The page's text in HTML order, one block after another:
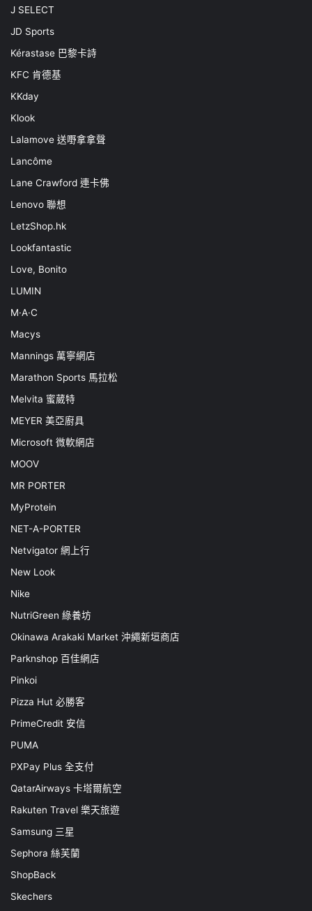
J SELECT
JD Sports
Kérastase 巴黎卡詩
KFC 肯德基
KKday
Klook
Lalamove 送嘢拿拿聲
Lancôme
Lane Crawford 連卡佛
Lenovo 聯想
LetzShop.hk
Lookfantastic
Love, Bonito
LUMIN
M·A·C
Macys
Mannings 萬寧網店
Marathon Sports 馬拉松
Melvita 蜜葳特
MEYER 美亞廚具
Microsoft 微軟網店
MOOV
MR PORTER
MyProtein
NET-A-PORTER
Netvigator 網上行
New Look
Nike
NutriGreen 綠養坊
Okinawa Arakaki Market 沖繩新垣商店
Parknshop 百佳網店
Pinkoi
Pizza Hut 必勝客
PrimeCredit 安信
PUMA
PXPay Plus 全支付
QatarAirways 卡塔爾航空
Rakuten Travel 樂天旅遊
Samsung 三星
Sephora 絲芙蘭
ShopBack
Skechers